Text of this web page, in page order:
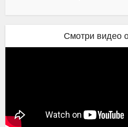
Смотри видео